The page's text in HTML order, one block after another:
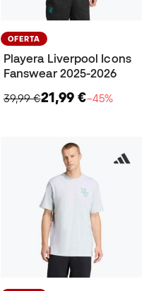
OFERTA
Playera Liverpool Icons
Fanswear 2025-2026
39,99 €21,99 €−45%